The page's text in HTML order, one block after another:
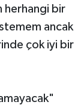
herhangi bir
ancak
çok iyi bir